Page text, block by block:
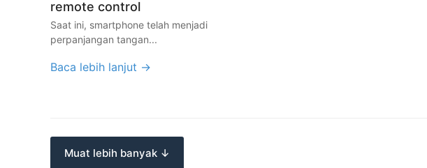
remote control
Saat ini, smartphone telah menjadi
perpanjangan tangan...
Baca lebih lanjut →
Muat lebih banyak ↓